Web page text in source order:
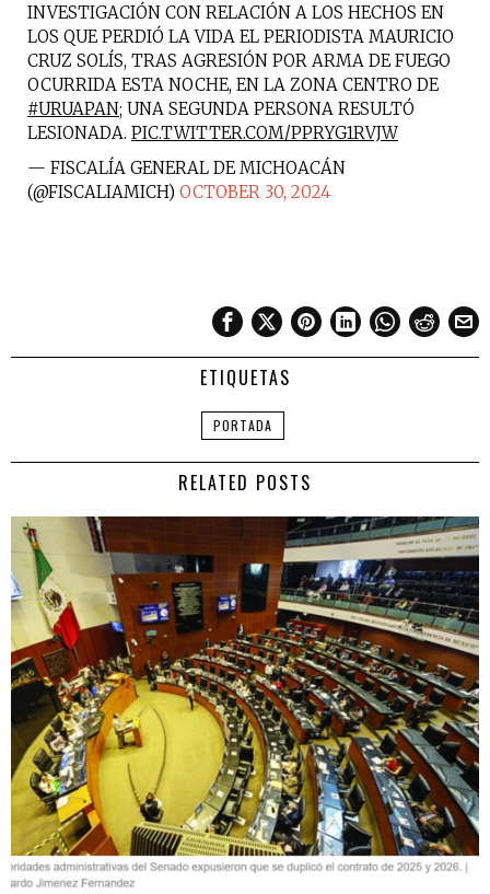
INVESTIGACIÓN CON RELACIÓN A LOS HECHOS EN
LOS QUE PERDIÓ LA VIDA EL PERIODISTA MAURICIO
CRUZ SOLÍS, TRAS AGRESIÓN POR ARMA DE FUEGO
OCURRIDA ESTA NOCHE, EN LA ZONA CENTRO DE
#URUAPAN; UNA SEGUNDA PERSONA RESULTÓ
LESIONADA. PIC.TWITTER.COM/PPRYG1RVJW
— FISCALÍA GENERAL DE MICHOACÁN
(@FISCALIAMICH) OCTOBER 30, 2024
ETIQUETAS
PORTADA
RELATED POSTS